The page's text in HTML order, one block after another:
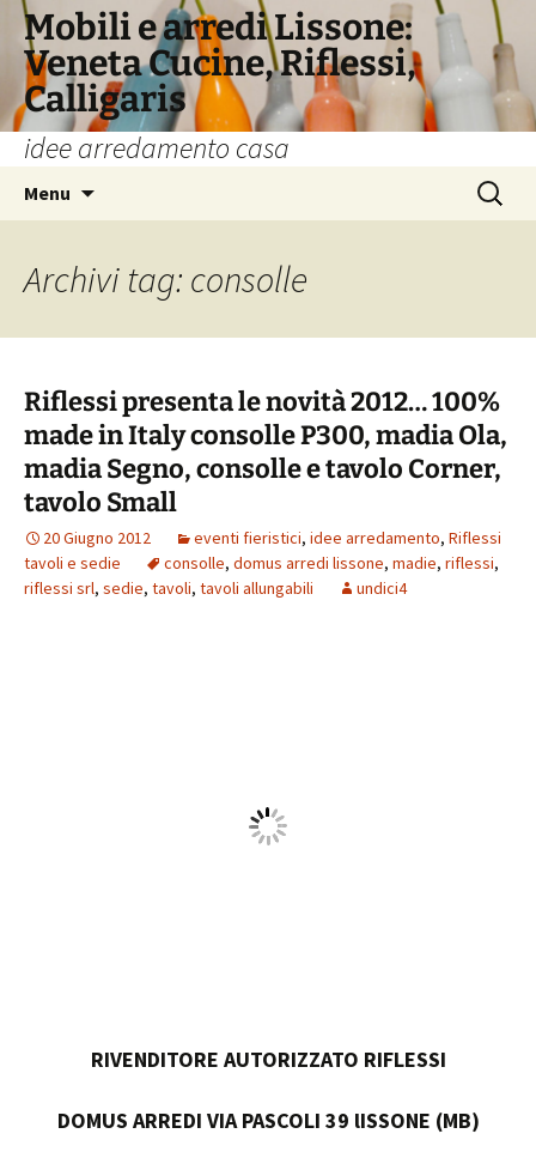
Vai
contenuto
Mobili e arredi Lissone:
Veneta Cucine, Riflessi,
Calligaris
idee arredamento casa
Menu
Ricerca
per:
Archivi tag: consolle
Riflessi presenta le novità 2012… 100%
made in Italy consolle P300, madia Ola,
madia Segno, consolle e tavolo Corner,
tavolo Small
20 Giugno 2012 eventi fieristici, idee arredamento, Riflessi
tavoli e sedie
consolle, domus arredi lissone, madie, riflessi,
riflessi srl, sedie, tavoli, tavoli allungabili undici4
RIVENDITORE AUTORIZZATO RIFLESSI
DOMUS ARREDI VIA PASCOLI 39 lISSONE (MB)